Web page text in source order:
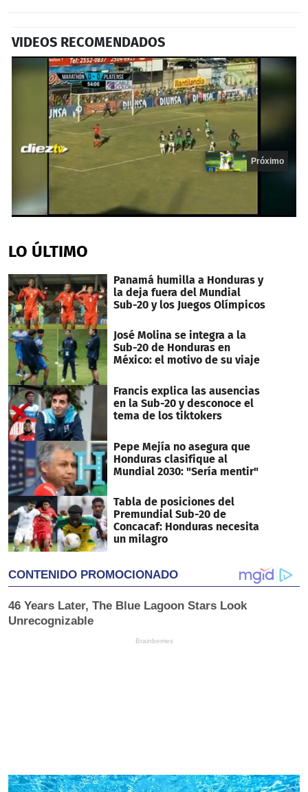
VIDEOS RECOMENDADOS
of
20
Próximo
LO ÚLTIMO
Panamá humilla a Honduras y
la deja fuera del Mundial
Sub-20 y los Juegos Olímpicos
José Molina se integra a la
Sub-20 de Honduras en
México: el motivo de su viaje
Francis explica las ausencias
en la Sub-20 y desconoce el
tema de los tiktokers
Pepe Mejía no asegura que
Honduras clasifique al
Mundial 2030: "Sería mentir"
Tabla de posiciones del
Premundial Sub-20 de
Concacaf: Honduras necesita
un milagro